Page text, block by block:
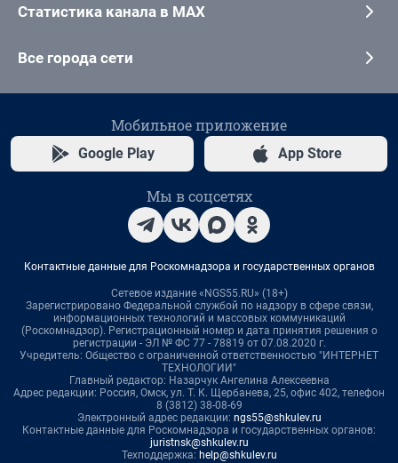
Статистика канала в MAX
Все города сети
Мобильное приложение
Google Play App Store
Мы в соцсетях
Контактные данные для Роскомнадзора и государственных органов
Сетевое издание «NGS55.RU» (18+)
Зарегистрировано Федеральной службой по надзору в сфере связи,
информационных технологий и массовых коммуникаций
(Роскомнадзор). Регистрационный номер и дата принятия решения о
регистрации - ЭЛ № ФС 77 - 78819 от 07.08.2020 г.
Учредитель: Общество с ограниченной ответственностью "ИНТЕРНЕТ
ТЕХНОЛОГИИ"
Главный редактор: Назарчук Ангелина Алексеевна
Адрес редакции: Россия, Омск, ул. Т. К. Щербанева, 25, офис 402, телефон
8 (3812) 38-08-69
Электронный адрес редакции: ngs55@shkulev.ru
Контактные данные для Роскомнадзора и государственных органов:
juristnsk@shkulev.ru
Техподдержка: help@shkulev.ru